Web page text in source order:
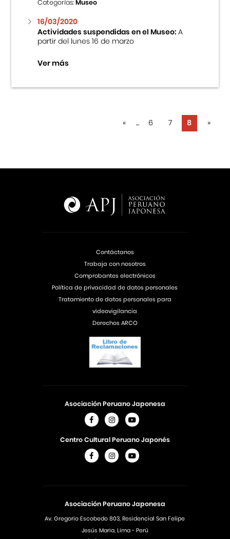
Categorías:Museo
16/03/2020
Actividades suspendidas en el Museo:A
partir del lunes 16 de marzo
Ver más
« ... 6 7 8 »
Asociación Peruano Japonesa
Av. Gregorio Escobedo 803, Residencial San Felipe
Jesús Maria, Lima - Perú
Asociación Peruano Japonesa
Centro Cultural Peruano Japonés
Contáctanos
Trabaja con nosotros
Comprobantes electrónicos
Política de privacidad de datos personales
Tratamiento de datos personales para
videovigilancia
Derechos ARCO